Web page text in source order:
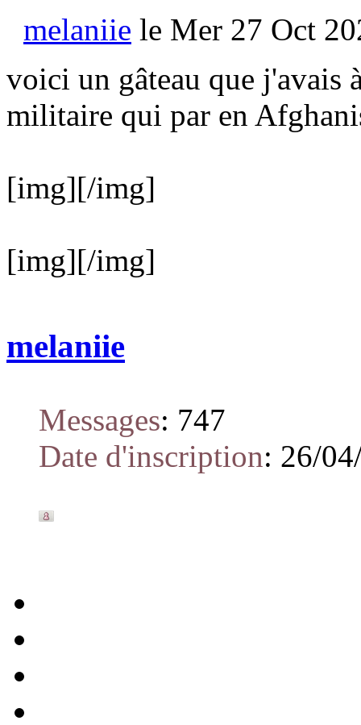
melaniie le Mer 27 Oct
voici un gâteau que j'avais
militaire qui par en
[img][/img]
[img][/img]
melaniie
Messages: 747
Date d'inscription: 26/